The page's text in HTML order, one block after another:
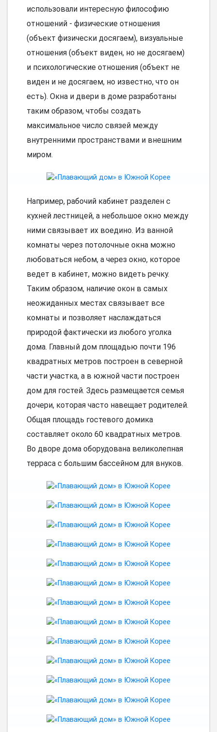
использовали интересную философию
отношений - физические отношения
(объект физически досягаем), визуальные
отношения (объект виден, но не досягаем)
и психологические отношения (объект не
виден и не досягаем, но известно, что он
есть). Окна и двери в доме разработаны
таким образом, чтобы создать
максимальное число связей между
внутренними пространствами и внешним
миром.
Например, рабочий кабинет разделен с
кухней лестницей, а небольшое окно между
ними связывает их воедино. Из ванной
комнаты через потолочные окна можно
любоваться небом, а через окно, которое
ведет в кабинет, можно видеть речку.
Таким образом, наличие окон в самых
неожиданных местах связывает все
комнаты и позволяет наслаждаться
природой фактически из любого уголка
дома. Главный дом площадью почти 196
квадратных метров построен в северной
части участка, а в южной части построен
дом для гостей. Здесь размещается семья
дочери, которая часто навещает родителей.
Общая площадь гостевого домика
составляет около 60 квадратных метров.
Во дворе дома оборудована великолепная
терраса с большим бассейном для внуков.